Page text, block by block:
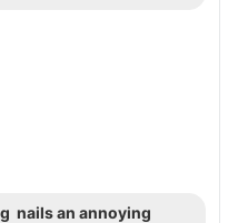
nails an annoying